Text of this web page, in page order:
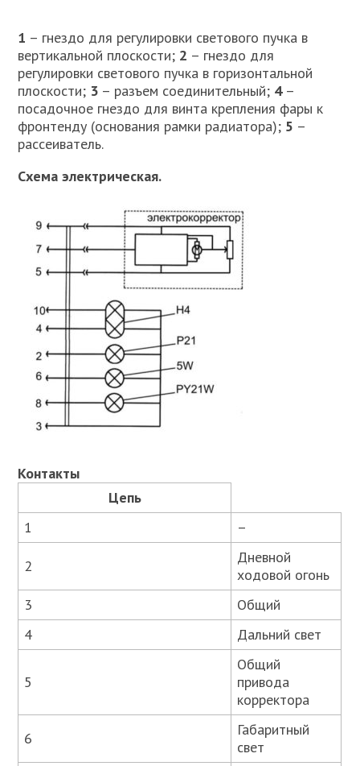
1 – гнездо для регулировки светового пучка в
вертикальной плоскости; 2 – гнездо для
регулировки светового пучка в горизонтальной
плоскости; 3 – разъем соединительный; 4–
посадочное гнездо для винта крепления фары к
фронтенду (основания рамки радиатора); 5 –
рассеиватель.
Схема электрическая.
Контакты
Цепь
1
–
2
Дневной
ходовой огонь
3
Общий
4
Дальний свет
5
Общий
привода
корректора
6
Габаритный
свет